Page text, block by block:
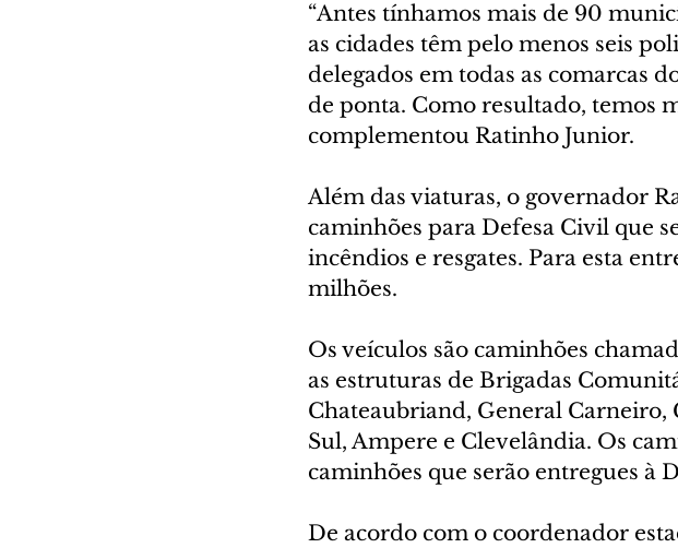
“Antes tínhamos mais de 90
as cidades têm pelo menos seis
delegados em todas as comarcas
de ponta. Como resultado, temos
complementou Ratinho Junior.
Além das viaturas, o governador
caminhões para Defesa Civil que
incêndios e resgates. Para esta
milhões.
Os veículos são caminhões
as estruturas de Brigadas
Chateaubriand, General Carneiro,
Sul, Ampere e Clevelândia. Os
caminhões que serão entregues à
De acordo com o coordenador